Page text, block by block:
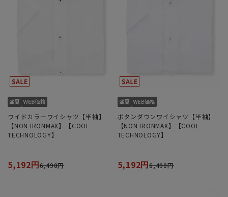
ワイドカラーワイシャツ【半袖】
【NON IRONMAX】【COOL
TECHNOLOGY】
5,192円6,490円
ボタンダウンワイシャツ【半袖】
【NON IRONMAX】【COOL
TECHNOLOGY】
5,192円6,490円